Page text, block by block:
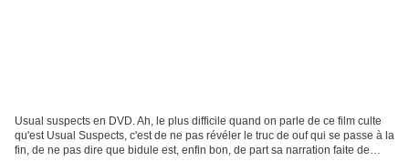
Usual suspects en DVD. Ah, le plus difficile quand on parle de ce film culte
qu'est Usual Suspects, c'est de ne pas révéler le truc de ouf qui se passe à la
fin, de ne pas dire que bidule est, enfin bon, de part sa narration faite de